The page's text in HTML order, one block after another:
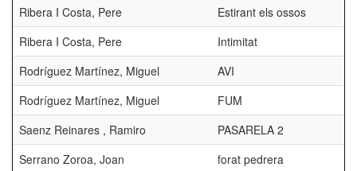
Ribera I Costa, Pere
Estirant els ossos
Ribera I Costa, Pere
Intimitat
Rodríguez Martínez, Miguel
AVI
Rodríguez Martínez, Miguel
FUM
Saenz Reinares , Ramiro
PASARELA 2
Serrano Zoroa, Joan
forat pedrera